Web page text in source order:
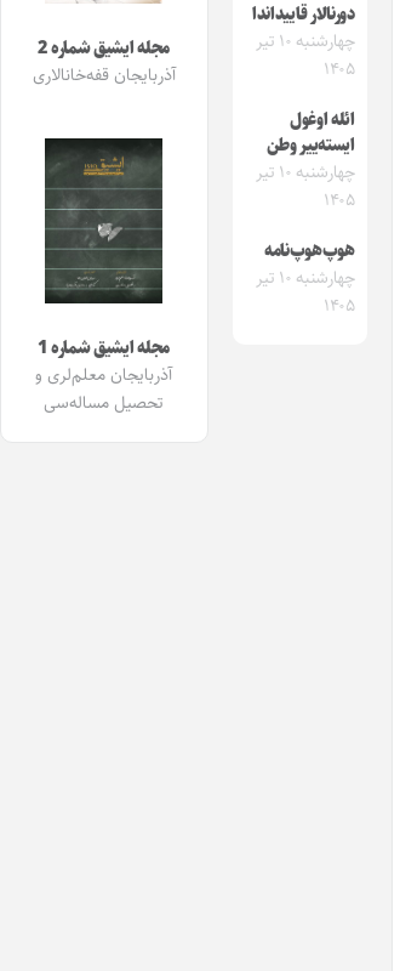
دورنالار قاییداندا
چهارشنبه ۱۰ تیر
۱۴۰۵
ائله اوغول
ایسته‌ییر وطن
چهارشنبه ۱۰ تیر
۱۴۰۵
هوپ‌هوپ‌نامه
چهارشنبه ۱۰ تیر
۱۴۰۵
مجله ایشیق شماره 2
آذربایجان قفه‌خانالاری
مجله ایشیق شماره 1
آذربایجان معلم‌لری و
تحصیل مساله‌سی